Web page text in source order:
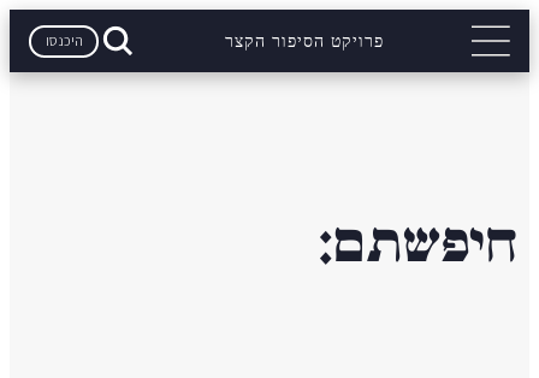
פרויקט הסיפור הקצר היכנסו
חיפשתם: